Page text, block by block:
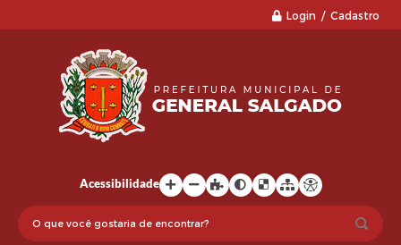
Login / Cadastro
Acessibilidade